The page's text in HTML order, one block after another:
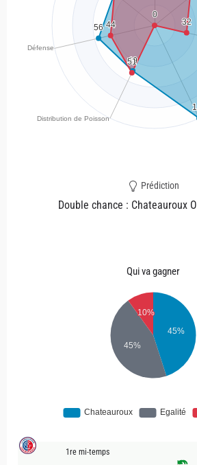
Prédiction
Double chance : Chateauroux
Qui va gagner
1re mi-temps